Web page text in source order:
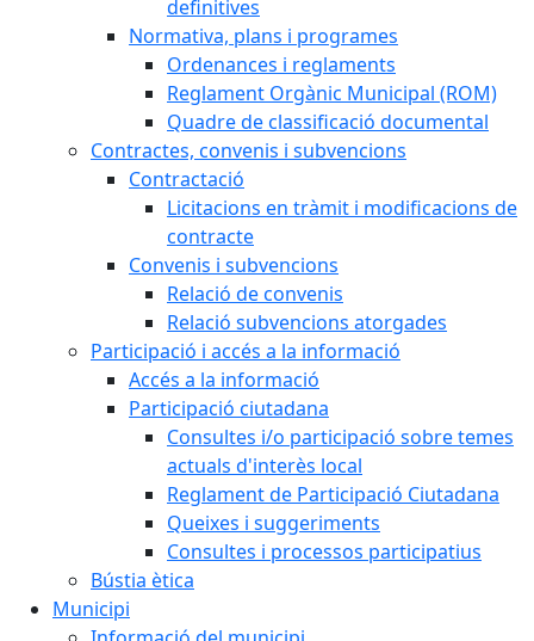
definitives
Normativa, plans i programes
Ordenances i reglaments
Reglament Orgànic Municipal (ROM)
Quadre de classificació documental
Contractes, convenis i subvencions
Contractació
Licitacions en tràmit i modificacions de
contracte
Convenis i subvencions
Relació de convenis
Relació subvencions atorgades
Participació i accés a la informació
Accés a la informació
Participació ciutadana
Consultes i/o participació sobre temes
actuals d'interès local
Reglament de Participació Ciutadana
Queixes i suggeriments
Consultes i processos participatius
Bústia ètica
Municipi